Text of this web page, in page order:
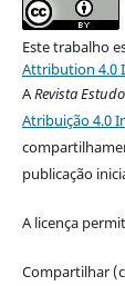
Este trabalho
Attribution 4.0
ARevista
Atribuição 4.0
publicação
A licença
Compartilhar